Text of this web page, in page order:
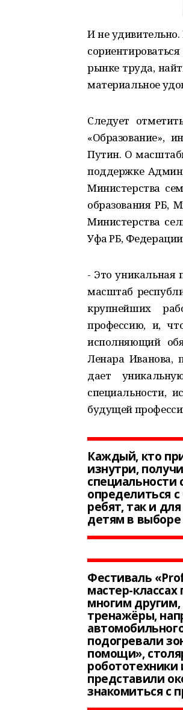
И не
рынке труда,
материальное
Следует
«Образование»,
Путин. О
поддержке
Министерства
образования РБ,
Министерства
Уфа РБ,
- Это уникальная
масштаб
крупнейших
профессию, и,
исполняющий
Ленара Иванова,
дает
специальности,
будущей
Каждый, кто
изнутри,
специальности
определиться
ребят, так и
детям в
Фестиваль
мастер-
многим другим,
тренажёры,
подогревали
помощи»,
представили
знакомиться с